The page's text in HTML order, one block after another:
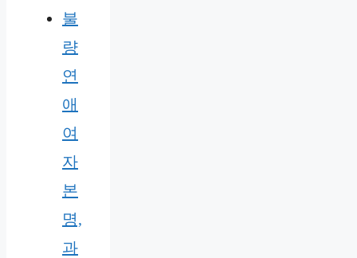
불
량
연
애
여
자
본
명,
과